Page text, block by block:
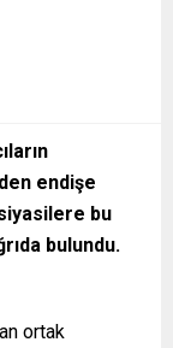
endişe
bu
bulundu.
ortak